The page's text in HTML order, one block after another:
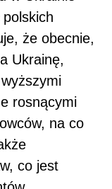
polskich
że obecnie,
Ukrainę,
rosnącymi
na co
co jest